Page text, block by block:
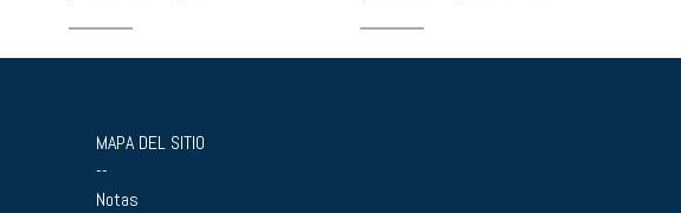
MAPA DEL SITIO
--
Notas